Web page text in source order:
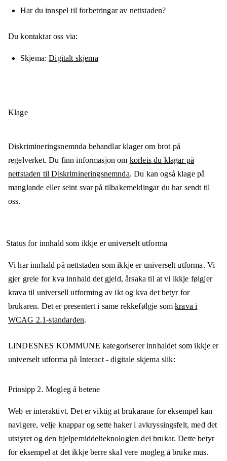
Har du innspel til forbetringar av nettstaden?
Du kontaktar oss via:
Skjema Digitalt skjema
Klage
Diskrimineringsnemnda behandlar klager om brot på
regelverket. Du finn informasjon om korleis du klagar på
nettstaden til Diskrimineringsnemnda. Du kan også klage på
manglande eller seint svar på tilbakemeldingar du har sendt til
oss.
Status for innhald som ikkje er universelt utforma
Vi har innhald på nettstaden som ikkje er universelt utforma. Vi
gjer greie for kva innhald det gjeld, årsaka til at vi ikkje følgjer
krava til universell utforming av ikt og kva det betyr for
brukaren. Det er presentert i same rekkefølgje somkrava i
WCAG 2.1-standarden.
LINDESNES KOMMUNE kategoriserer innhaldet som ikkje er
universelt utforma på Interact - digitale skjemaslik:
Prinsipp 2. Mogleg å betene
Web er interaktivt. Det er viktig at brukarane for eksempel kan
navigere, velje knappar og sette haker i avkryssingsfelt, med det
utstyret og den hjelpemiddelteknologien dei brukar. Dette betyr
for eksempel at det ikkje berre skal vere mogleg å bruke mus.